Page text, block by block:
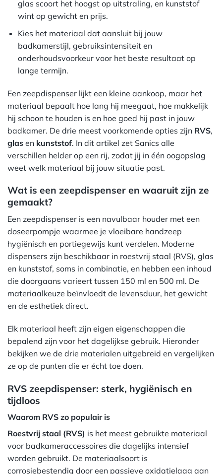
glas scoort het hoogst op uitstraling, en kunststof
wint op gewicht en prijs.
Kies het materiaal dat aansluit bij jouw
badkamerstijl, gebruiksintensiteit en
onderhoudsvoorkeur voor het beste resultaat op
lange termijn.
Een zeepdispenser lijkt een kleine aankoop, maar het
materiaal bepaalt hoe lang hij meegaat, hoe makkelijk
hij schoon te houden is en hoe goed hij past in jouw
badkamer. De drie meest voorkomende opties zijn RVS,
glas en kunststof. In dit artikel zet Sanics alle
verschillen helder op een rij, zodat jij in één oogopslag
weet welk materiaal bij jouw situatie past.
Wat is een zeepdispenser en waaruit zijn ze
gemaakt?
Een zeepdispenser is een navulbaar houder met een
doseerpompje waarmee je vloeibare handzeep
hygiënisch en portiegewijs kunt verdelen. Moderne
dispensers zijn beschikbaar in roestvrij staal (RVS), glas
en kunststof, soms in combinatie, en hebben een inhoud
die doorgaans varieert tussen 150 ml en 500 ml. De
materiaalkeuze beïnvloedt de levensduur, het gewicht
en de esthetiek direct.
Elk materiaal heeft zijn eigen eigenschappen die
bepalend zijn voor het dagelijkse gebruik. Hieronder
bekijken we de drie materialen uitgebreid en vergelijken
ze op de punten die er écht toe doen.
RVS zeepdispenser: sterk, hygiënisch en
tijdloos
Waarom RVS zo populair is
Roestvrij staal (RVS) is het meest gebruikte materiaal
voor badkameraccessoires die dagelijks intensief
worden gebruikt. De materiaalsoort is
corrosiebestendig door een passieve oxidatielaag aan